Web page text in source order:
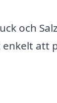
och
att